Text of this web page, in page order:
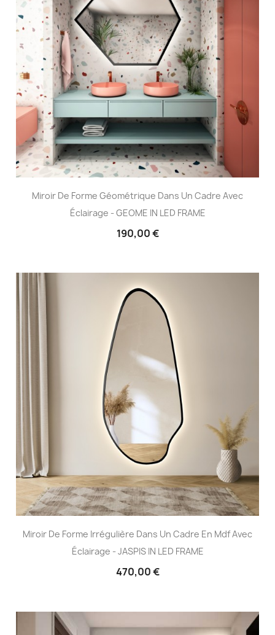
Miroir De Forme Géométrique Dans Un Cadre Avec
Éclairage - GEOME IN LED FRAME
190,00 €
Miroir De Forme Irrégulière Dans Un Cadre En Mdf Avec
Éclairage - JASPIS IN LED FRAME
470,00 €